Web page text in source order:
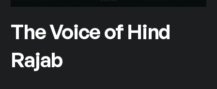
The Voice of Hind
Rajab